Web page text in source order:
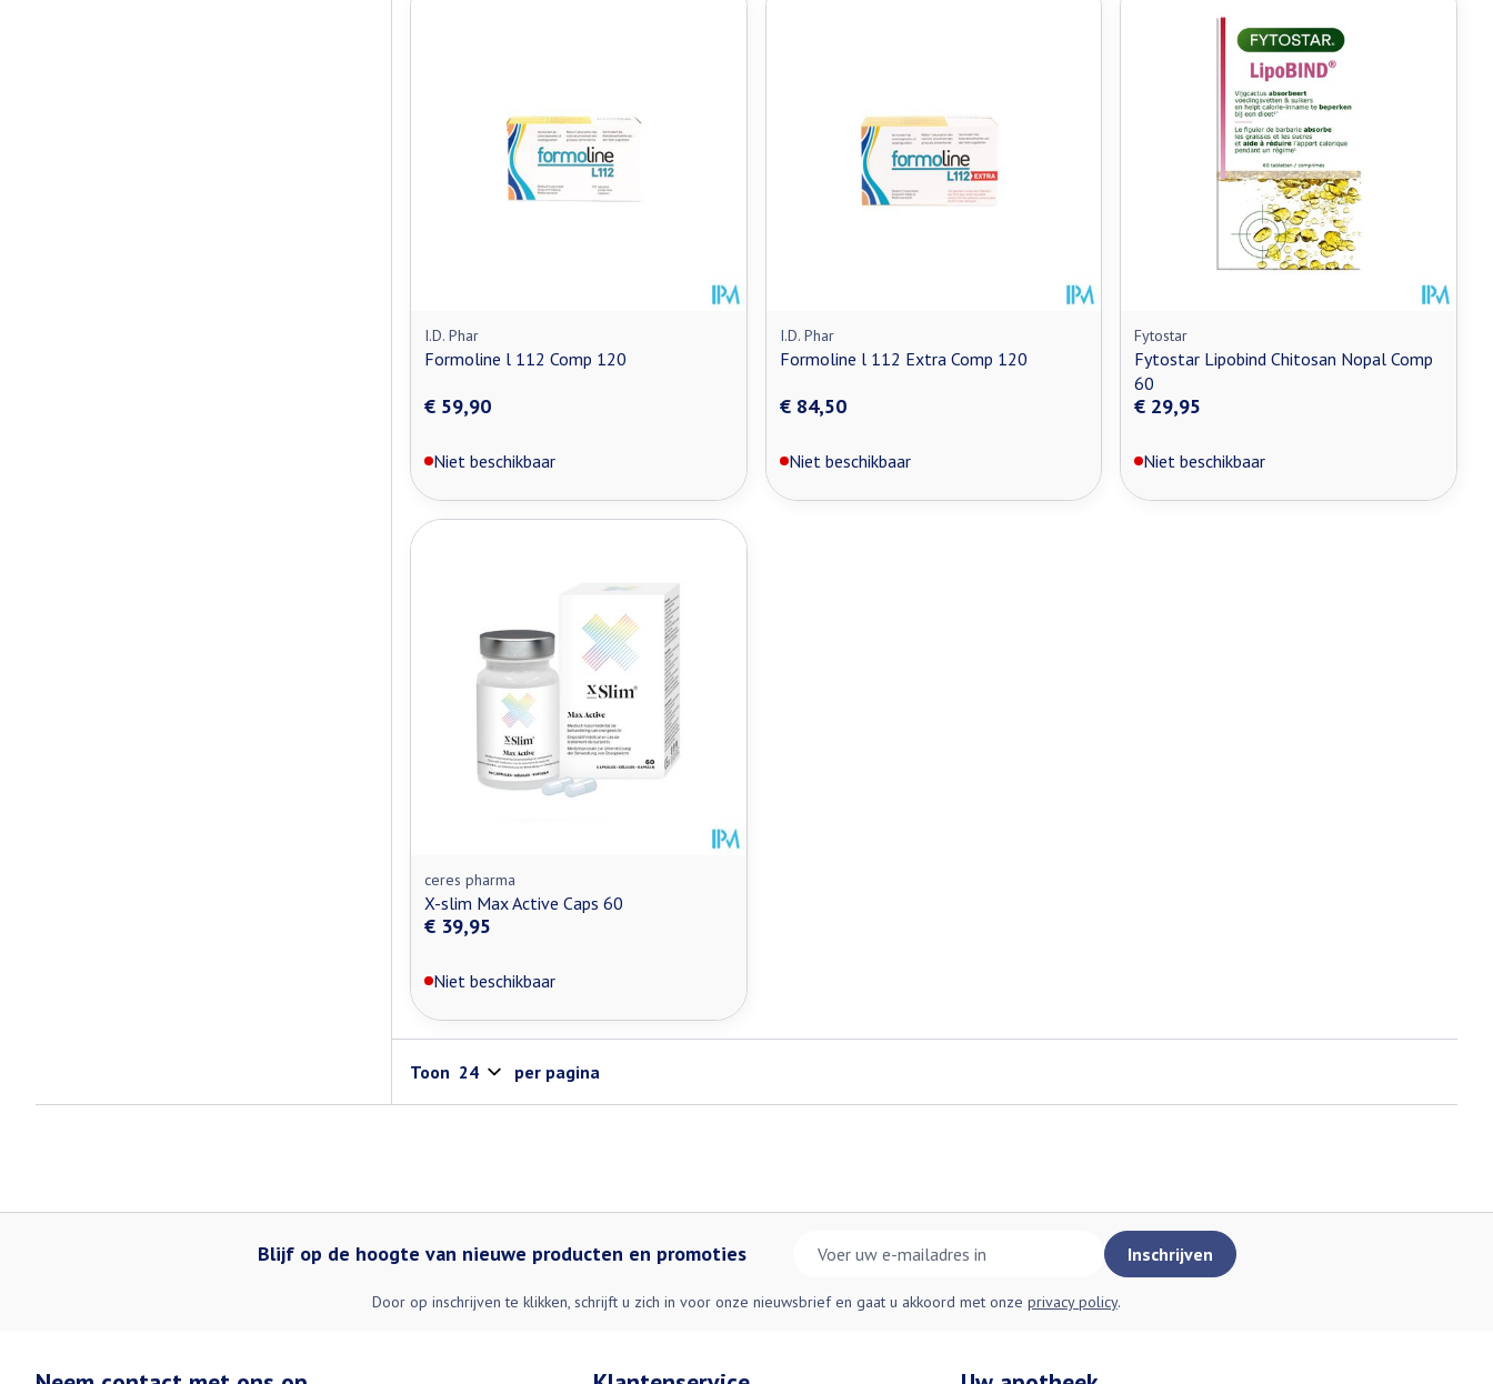
I.D. Phar
Formoline l 112 Comp 120
€ 59,90
Niet beschikbaar
I.D. Phar
Formoline l 112 Extra Comp 120
€ 84,50
Niet beschikbaar
Fytostar
Fytostar Lipobind Chitosan Nopal Comp
60
€ 29,95
Niet beschikbaar
ceres pharma
X-slim Max Active Caps 60
€ 39,95
Niet beschikbaar
Toon per pagina
Blijf op de hoogte van nieuwe producten en promoties Inschrijven
Door op inschrijven te klikken, schrijft u zich in voor onze nieuwsbrief en gaat u akkoord met onze privacy policy.